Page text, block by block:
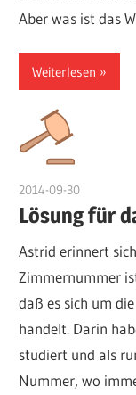
Aber was ist das
Weiterlesen
2014-09-30
Lösung für
Astrid erinnert
Zimmernummer
daß es sich um
handelt. Darin
studiert und als
Nummer, wo